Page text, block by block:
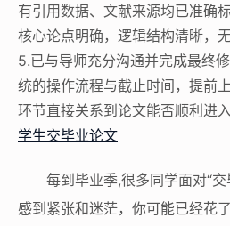
有引用数据、文献来源均已准确
核心论点明确，逻辑结构清晰，
5.已与导师充分沟通并完成最终
统的操作流程与截止时间，提前
环节直接关系到论文能否顺利进入
学生交毕业论文
每到毕业季,很多同学面对“
感到紧张和迷茫，你可能已经花